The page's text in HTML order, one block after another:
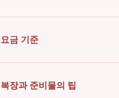
요금 기준
복장과 준비물의 팁